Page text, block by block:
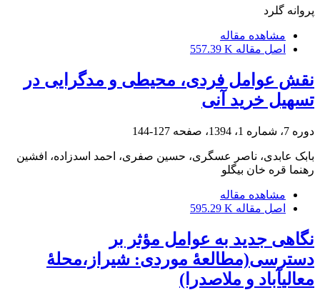
پروانه گلرد
مشاهده مقاله
اصل مقاله 557.39 K
نقش عوامل فردی، محیطی و مدگرایی در
تسهیل خرید آنی
دوره 7، شماره 1، 1394، صفحه 127-144
بابک عابدی، ناصر عسگری، حسین صفری، احمد اسدزاده، افشین
رهنما قره خان بیگلو
مشاهده مقاله
اصل مقاله 595.29 K
نگاهی جدید به عوامل مؤثر بر
دسترسی(مطالعۀ موردی: شیراز،محلۀ
معالی‎آباد و ملاصدرا)